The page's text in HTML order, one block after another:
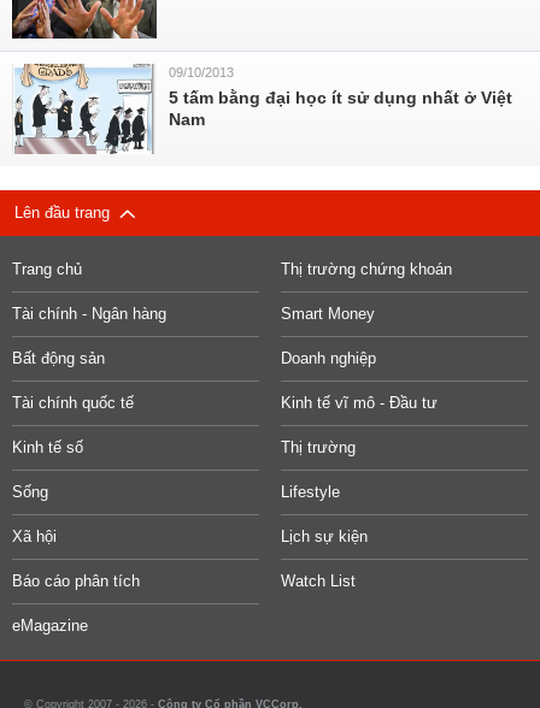
09/10/2013
5 tấm bằng đại học ít sử dụng nhất ở Việt
Nam
Lên đầu trang
Trang chủ Thị trường chứng khoán
Tài chính - Ngân hàng Smart Money
Bất động sản Doanh nghiệp
Tài chính quốc tế Kinh tế vĩ mô - Đầu tư
Kinh tế số Thị trường
Sống Lifestyle
Xã hội Lịch sự kiện
Báo cáo phân tích Watch List
eMagazine
© Copyright 2007 - 2026 - Công ty Cổ phần VCCorp.